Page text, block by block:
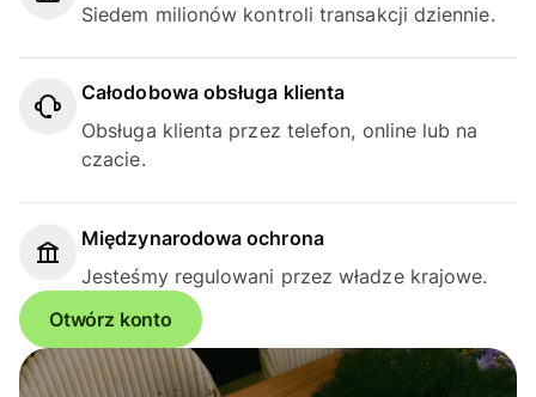
Siedem milionów kontroli transakcji dziennie.
Całodobowa obsługa klienta
Obsługa klienta przez telefon, online lub na
czacie.
Międzynarodowa ochrona
Jesteśmy regulowani przez władze krajowe.
Otwórz konto